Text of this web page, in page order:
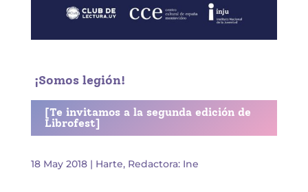
¡Somos legión!
[Te invitamos a la segunda edición de
Librofest]
18 May 2018| Harte, Redactora: Ine